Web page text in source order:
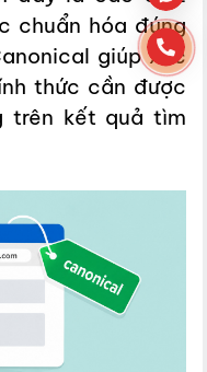
chuẩn hóa đúng
giúp xác
thức cần được
trên kết quả tìm